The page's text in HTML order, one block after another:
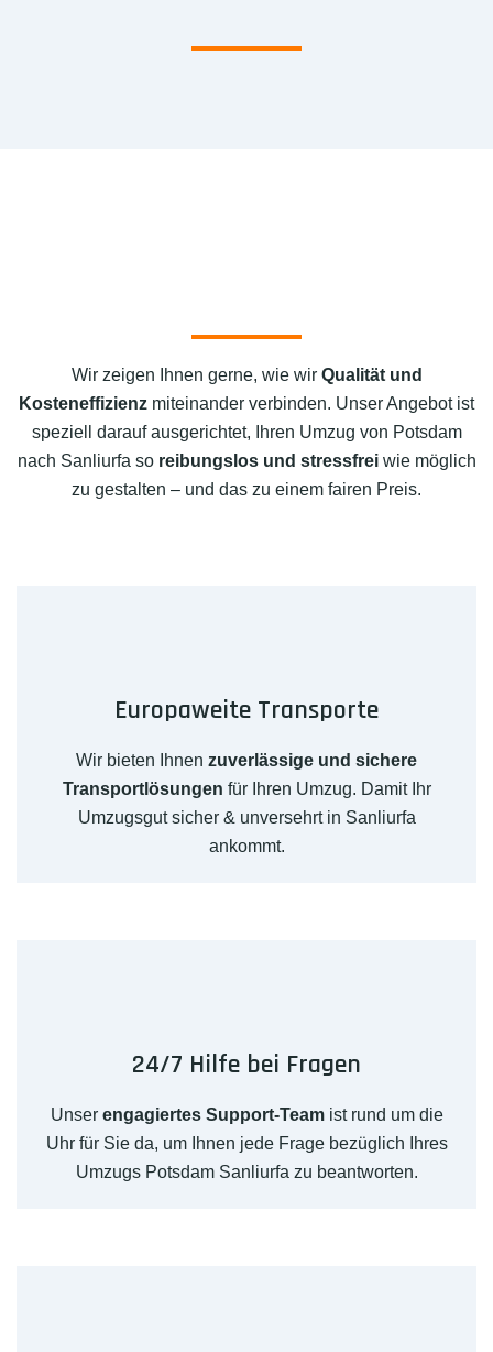
Wir zeigen Ihnen gerne, wie wir Qualität und
Kosteneffizienz miteinander verbinden. Unser Angebot ist
speziell darauf ausgerichtet, Ihren Umzug von Potsdam
nach Sanliurfa so reibungslos und stressfreiwie möglich
zu gestalten – und das zu einem fairen Preis.
Europaweite Transporte
Wir bieten Ihnen zuverlässige und sichere
Transportlösungen für Ihren Umzug. Damit Ihr
Umzugsgut sicher & unversehrt in Sanliurfa
ankommt.
24/7 Hilfe bei Fragen
Unser engagiertes Support-Teamist rund um die
Uhr für Sie da, um Ihnen jede Frage bezüglich Ihres
Umzugs Potsdam Sanliurfa zu beantworten.